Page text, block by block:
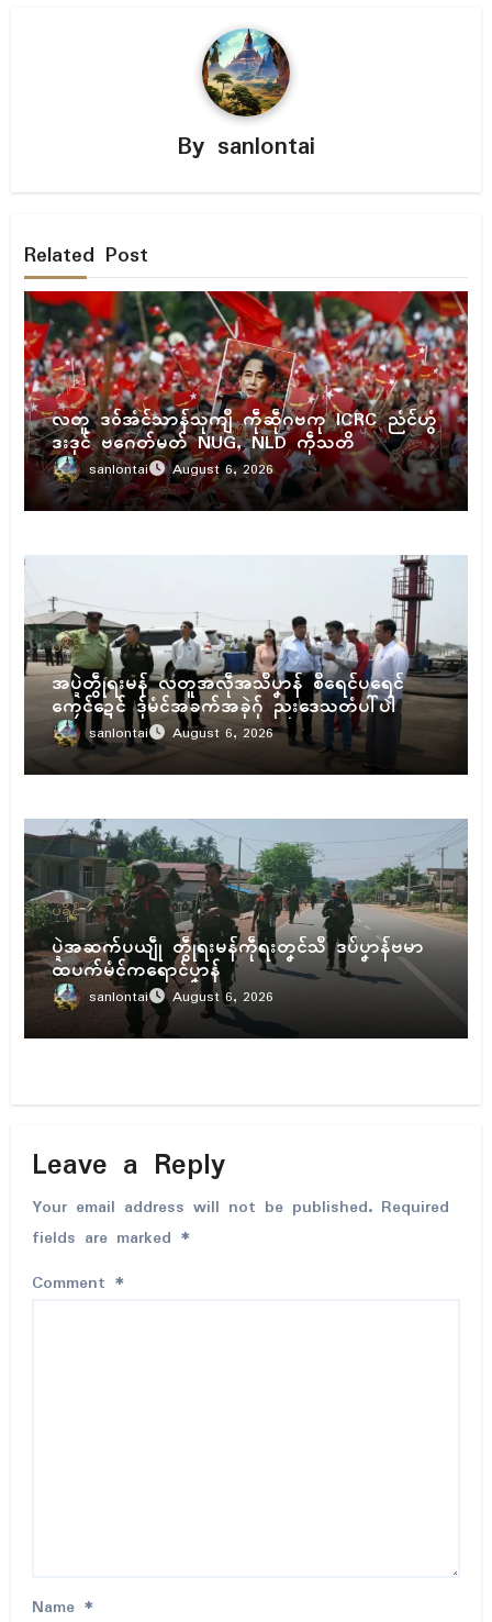
By sanlontai
Related Post
ပရိုၚ်
လတူ ဒဝ်အံၚ်သာန်သုကျဳ ကဵုဆဵုဂဗကု ICRC ညံၚ်ဟွံ
ဒးဒုၚ် ဗဂေတ်မတ် NUG, NLD ကဵုသတိ
sanlontai August 6, 2026
ပရိုၚ်
အပ္ဍဲတွဵုရးမန် လတူအလဵုအသဳပၞာန် စဳရေၚ်ပရေၚ်
ကၠေၚ်ဍေၚ် ဒှ်မံၚ်အခက်အခုဲဂှ် ညးဒေသတံပါ်ပါဲ
sanlontai August 6, 2026
ပရိုၚ်
ပ္ဍဲအဆက်ပယျဵု တွဵုရးမန်ကဵုရးတၞၚ်သဳ ဒပ်ပၞာန်ဗမာ
ထပက်မံၚ်ကရောၚ်ပၞာန်
sanlontai August 6, 2026
Leave a Reply
Your email address will not be published. Required
fields are marked *
Comment *
Name *